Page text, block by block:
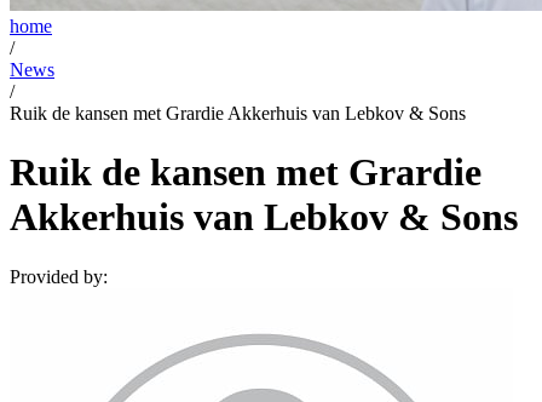
home
/
News
/
Ruik de kansen met Grardie Akkerhuis van Lebkov & Sons
Ruik de kansen met Grardie
Akkerhuis van Lebkov & Sons
Provided by: